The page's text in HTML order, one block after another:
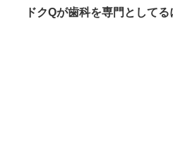
ドクQが歯科を専門としてる